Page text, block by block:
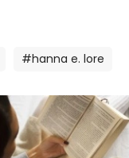
#hanna e. lore